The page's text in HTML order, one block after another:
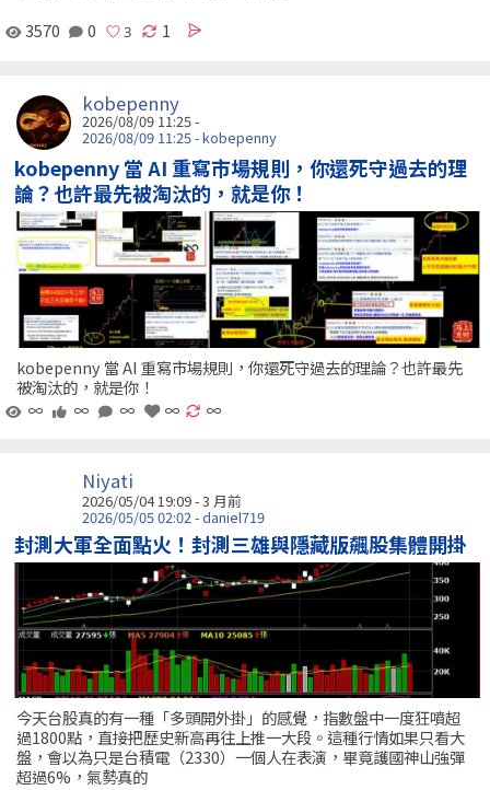
3570 0 1
kobepenny
2026/08/09 11:25 -
2026/08/09 11:25 - kobepenny
kobepenny 當 AI 重寫市場規則，你還死守過去的理
論？也許最先被淘汰的，就是你！
kobepenny 當 AI 重寫市場規則，你還死守過去的理論？也許最先
被淘汰的，就是你！
∞
∞ ∞ ∞ ∞
Niyati
2026/05/04 19:09 - 3 月前
2026/05/05 02:02 - daniel719
封測大軍全面點火！封測三雄與隱藏版飆股集體開掛
今天台股真的有一種「多頭開外掛」的感覺，指數盤中一度狂噴超
過1800點，直接把歷史新高再往上推一大段。這種行情如果只看大
盤，會以為只是台積電（2330）一個人在表演，畢竟護國神山強彈
超過6%，氣勢真的